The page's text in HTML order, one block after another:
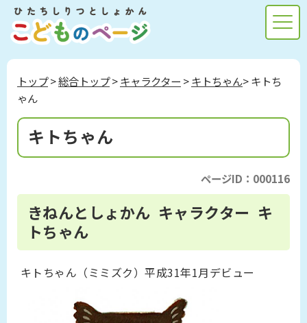
トップ>総合トップ>キャラクター >キトちゃん> キトち
ゃん
キトちゃん
ページID：000116
きねんとしょかん キャラクター キ
トちゃん
キトちゃん（ミミズク）平成31年1月デビュー